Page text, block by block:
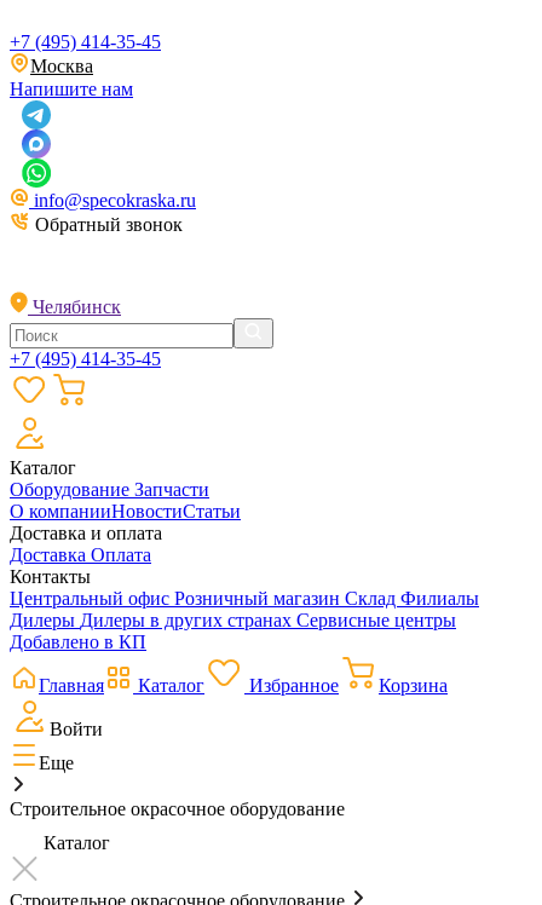
+7 (495) 414-35-45
Москва
Напишите нам
info@specokraska.ru
Обратный звонок
Челябинск
+7 (495) 414-35-45
Каталог
Оборудование Запчасти
О компанииНовостиСтатьи
Доставка и оплата
Доставка Оплата
Контакты
Центральный офис Розничный магазин Склад Филиалы
Дилеры Дилеры в других странах Сервисные центры
Добавлено в КП
Главная Каталог Избранное Корзина
Войти
Еще
Строительное окрасочное оборудование
Каталог
Строительное окрасочное оборудование